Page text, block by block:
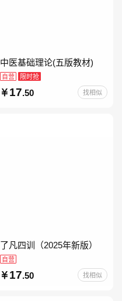
中医基础理论(五版教材)
自营 限时抢
17.50 找相似
了凡四训（2025年新版）
自营
17.50 找相似